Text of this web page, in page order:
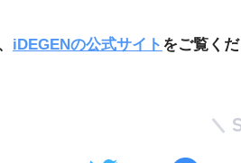
iDEGENの公式サイト をご覧くだ